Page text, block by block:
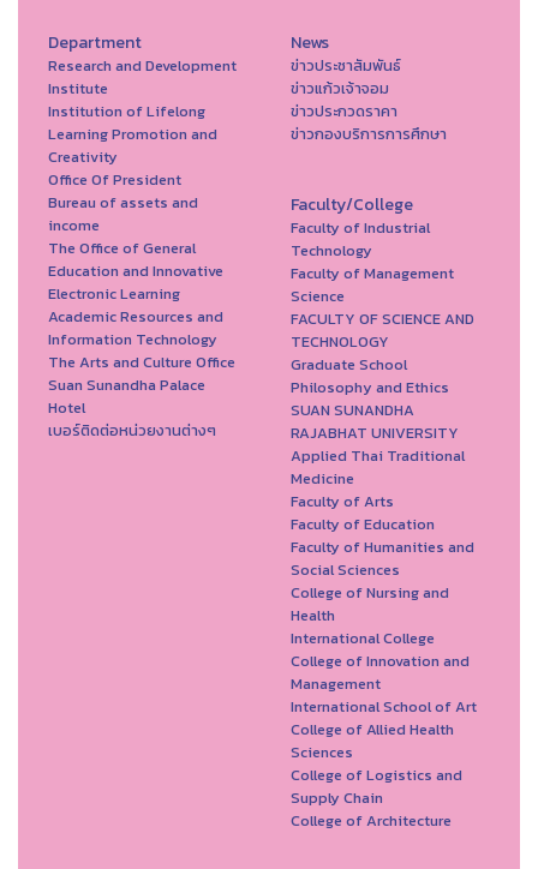
Department
Research and Development
Institute
Institution of Lifelong
Learning Promotion and
Creativity
Office Of President
Bureau of assets and
income
The Office of General
Education and Innovative
Electronic Learning
Academic Resources and
Information Technology
The Arts and Culture Office
Suan Sunandha Palace
Hotel
เบอร์ติดต่อหน่วยงานต่างๆ
News
ข่าวประชาสัมพันธ์
ข่าวแก้วเจ้าจอม
ข่าวประกวดราคา
ข่าวกองบริการการศึกษา
Faculty/College
Faculty of Industrial
Technology
Faculty of Management
Science
FACULTY OF SCIENCE AND
TECHNOLOGY
Graduate School
Philosophy and Ethics
SUAN SUNANDHA
RAJABHAT UNIVERSITY
Applied Thai Traditional
Medicine
Faculty of Arts
Faculty of Education
Faculty of Humanities and
Social Sciences
College of Nursing and
Health
International College
College of Innovation and
Management
International School of Art
College of Allied Health
Sciences
College of Logistics and
Supply Chain
College of Architecture